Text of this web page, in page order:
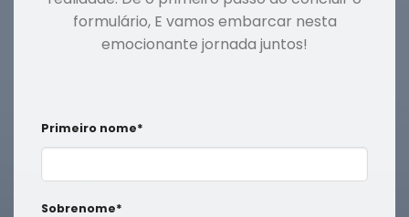
formulário, E vamos embarcar nesta
emocionante jornada juntos!
Primeiro nome*
Sobrenome*